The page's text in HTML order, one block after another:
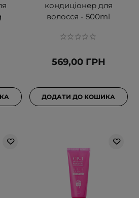
кондиціонер для
волосся - 500ml
569,00 ГРН
ДОДАТИ ДО КОШИКА